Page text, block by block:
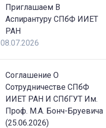
Приглашаем В
Аспирантуру СПбФ ИИЕТ
РАН
08.07.2026
Соглашение О
Сотрудничестве СПбФ
ИИЕТ РАН И СПбГУТ Им.
Проф. М.А. Бонч-Бруевича
(25.06.2026)